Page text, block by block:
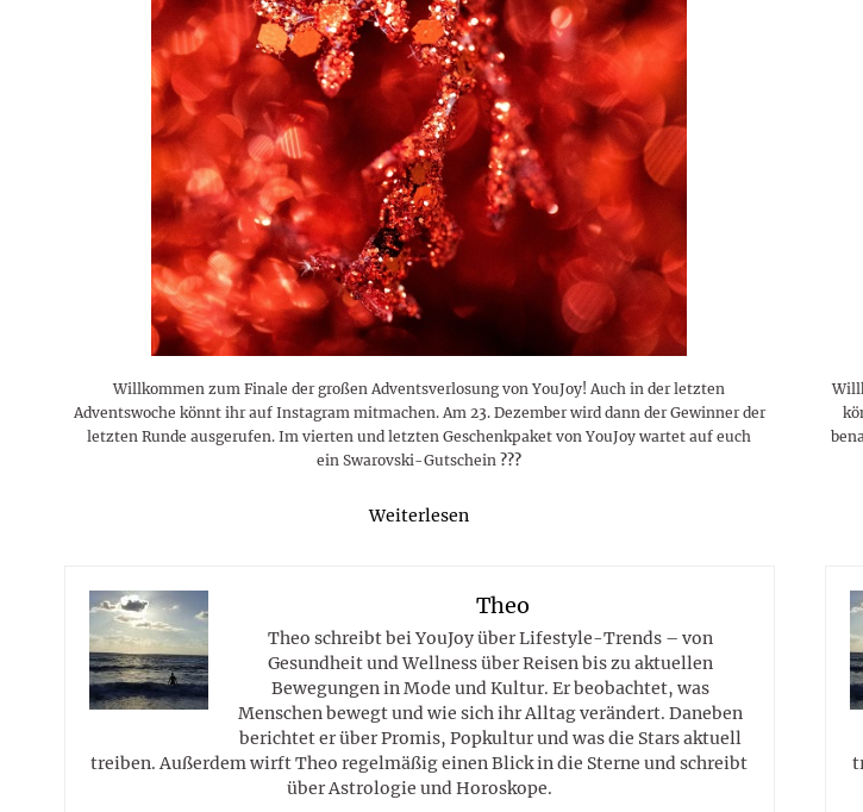
Stars 2026
MORE
Start, Teilnehmer,
Skandale
MORE
lustigen Sprüche
dahintersteckt und was bei
Plattformen zu beachten ist
MORE
BMI-Rechner für
– Online-Rechner mit
hilfreichen Tipps
MORE
Profi
Sternzeichen
MORE
Ausblick für Frauen
Männer aller
Jahre
MORE
Traumurlaub im
Land
Willkommen zum Finale der großen Adventsverlosung von YouJoy! Auch in der letzten
Adventswoche könnt ihr auf Instagram mitmachen. Am 23. Dezember wird dann der Gewinner der
letzten Runde ausgerufen. Im vierten und letzten Geschenkpaket von YouJoy wartet auf euch
ein Swarovski-Gutschein ???
Weiterlesen
Theo
Theo schreibt bei YouJoy über Lifestyle-Trends – von
Gesundheit und Wellness über Reisen bis zu aktuellen
Bewegungen in Mode und Kultur. Er beobachtet, was
Menschen bewegt und wie sich ihr Alltag verändert. Daneben
berichtet er über Promis, Popkultur und was die Stars aktuell
treiben. Außerdem wirft Theo regelmäßig einen Blick in die Sterne und schreibt
über Astrologie und Horoskope.